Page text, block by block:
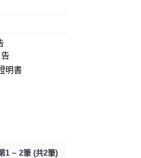
明書
1 ~ 2筆 (共2筆)